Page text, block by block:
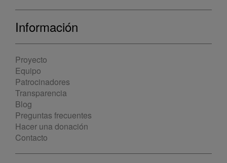
Información
Proyecto
Equipo
Patrocinadores
Transparencia
Blog
Preguntas frecuentes
Hacer una donación
Contacto